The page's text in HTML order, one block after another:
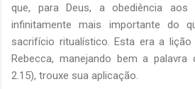
que, para Deus, a obediência aos
infinitamente mais importante do
sacrifício ritualístico. Esta era a lição
Rebecca, manejando bem a
2.15), trouxe sua aplicação.